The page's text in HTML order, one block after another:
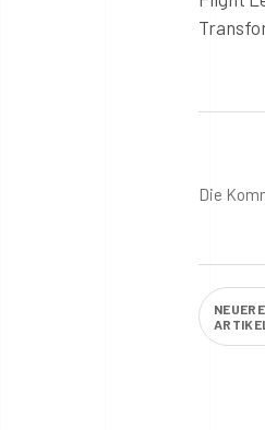
Die